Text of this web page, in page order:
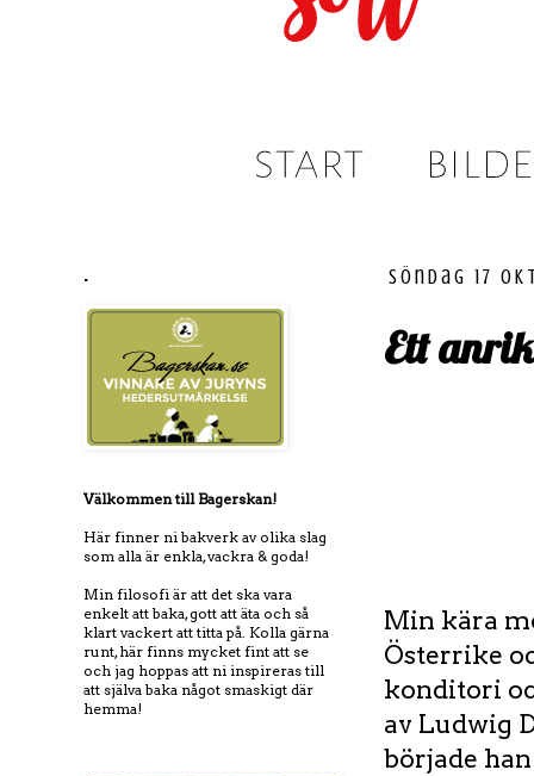
söndag 17
Ett
Min kära
Österrike
konditori
av Ludwig
började
.
Välkommen till Bagerskan!
Här finner ni bakverk av olika slag
som alla är enkla, vackra & goda!
Min filosofi är att det ska vara
enkelt att baka, gott att äta och så
klart vackert att titta på. Kolla gärna
runt, här finns mycket fint att se
och jag hoppas att ni inspireras till
att själva baka något smaskigt där
hemma!